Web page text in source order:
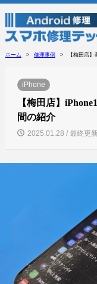
ホーム 修理事例 【梅田店
iPhone
【梅田店】
間の紹介
2025.01.28 / 最終更